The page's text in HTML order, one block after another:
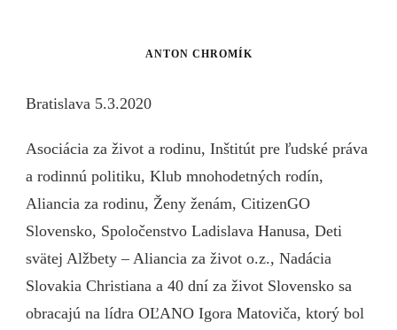
ANTON CHROMÍK
Bratislava 5.3.2020
Asociácia za život a rodinu, Inštitút pre ľudské práva
a rodinnú politiku, Klub mnohodetných rodín,
Aliancia za rodinu, Ženy ženám, CitizenGO
Slovensko, Spoločenstvo Ladislava Hanusa, Deti
svätej Alžbety – Aliancia za život o.z., Nadácia
Slovakia Christiana a 40 dní za život Slovensko sa
obracajú na lídra OĽANO Igora Matoviča, ktorý bol